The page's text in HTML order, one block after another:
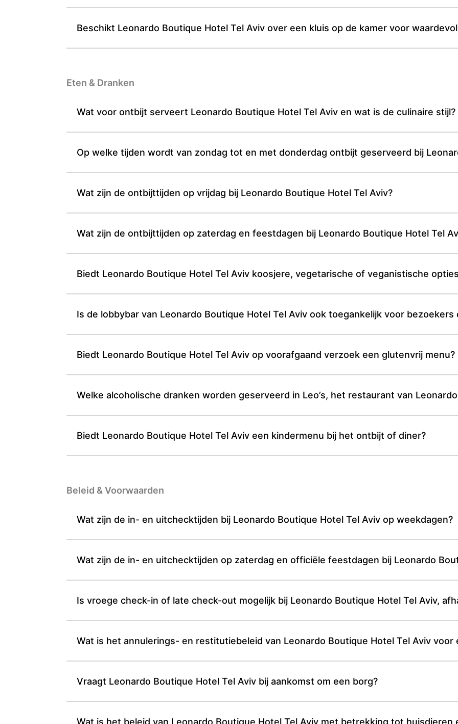
Beschikt Leonardo Boutique Hotel Tel Aviv over een kluis op de kamer voor
Eten & Dranken
Wat voor ontbijt serveert Leonardo Boutique Hotel Tel Aviv en wat is de culinaire stijl?
Op welke tijden wordt van zondag tot en met donderdag ontbijt geserveerd bij
Wat zijn de ontbijttijden op vrijdag bij Leonardo Boutique Hotel Tel Aviv?
Wat zijn de ontbijttijden op zaterdag en feestdagen bij Leonardo Boutique Hotel Tel
Biedt Leonardo Boutique Hotel Tel Aviv koosjere, vegetarische of veganistische
Is de lobbybar van Leonardo Boutique Hotel Tel Aviv ook toegankelijk voor
Biedt Leonardo Boutique Hotel Tel Aviv op voorafgaand verzoek een glutenvrij menu?
Welke alcoholische dranken worden geserveerd in Leo’s, het restaurant van
Biedt Leonardo Boutique Hotel Tel Aviv een kindermenu bij het ontbijt of diner?
Beleid & Voorwaarden
Wat zijn de in- en uitchecktijden bij Leonardo Boutique Hotel Tel Aviv op weekdagen?
Wat zijn de in- en uitchecktijden op zaterdag en officiële feestdagen bij Leonardo
Is vroege check-in of late check-out mogelijk bij Leonardo Boutique Hotel Tel Aviv,
Wat is het annulerings- en restitutiebeleid van Leonardo Boutique Hotel Tel Aviv
Vraagt Leonardo Boutique Hotel Tel Aviv bij aankomst om een borg?
Wat is het beleid van Leonardo Boutique Hotel Tel Aviv met betrekking tot huisdieren